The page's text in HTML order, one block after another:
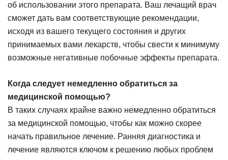
об использовании этого препарата. Ваш лечащий врач
сможет дать вам соответствующие рекомендации,
исходя из вашего текущего состояния и других
принимаемых вами лекарств, чтобы свести к минимуму
возможные негативные побочные эффекты препарата.
Когда следует немедленно обратиться за
медицинской помощью?
В таких случаях крайне важно немедленно обратиться
за медицинской помощью, чтобы как можно скорее
начать правильное лечение. Ранняя диагностика и
лечение являются ключом к решению любых проблем